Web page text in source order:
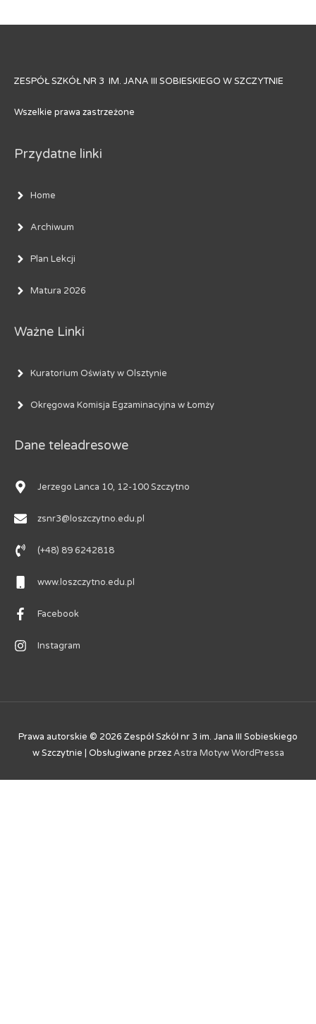
ZESPÓŁ SZKÓŁ NR 3 IM. JANA III SOBIESKIEGO W SZCZYTNIE
Wszelkie prawa zastrzeżone
Przydatne linki
Home
Archiwum
Plan Lekcji
Matura 2026
Ważne Linki
Kuratorium Oświaty w Olsztynie
Okręgowa Komisja Egzaminacyjna w Łomży
Dane teleadresowe
Jerzego Lanca 10, 12-100 Szczytno
zsnr3@loszczytno.edu.pl
(+48) 89 6242818
www.loszczytno.edu.pl
Facebook
Instagram
Prawa autorskie © 2026 Zespół Szkół nr 3 im. Jana III Sobieskiego
w Szczytnie | Obsługiwane przezAstra Motyw WordPressa